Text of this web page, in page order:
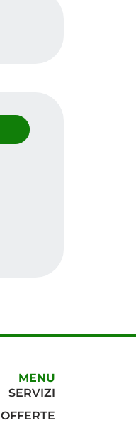
MENU
SERVIZI
OFFERTE